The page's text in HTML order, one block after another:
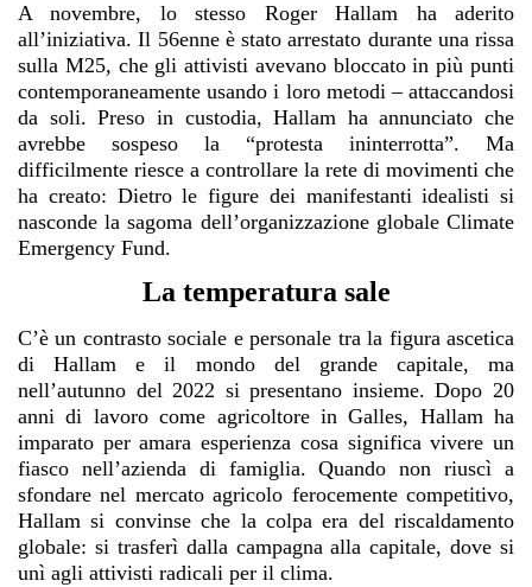
A novembre, lo stesso Roger Hallam ha aderito
all’iniziativa. Il 56enne è stato arrestato durante una rissa
sulla M25, che gli attivisti avevano bloccato in più punti
contemporaneamente usando i loro metodi – attaccandosi
da soli. Preso in custodia, Hallam ha annunciato che
avrebbe sospeso la “protesta ininterrotta”. Ma
difficilmente riesce a controllare la rete di movimenti che
ha creato: Dietro le figure dei manifestanti idealisti si
nasconde la sagoma dell’organizzazione globale Climate
Emergency Fund.
La temperatura sale
C’è un contrasto sociale e personale tra la figura ascetica
di Hallam e il mondo del grande capitale, ma
nell’autunno del 2022 si presentano insieme. Dopo 20
anni di lavoro come agricoltore in Galles, Hallam ha
imparato per amara esperienza cosa significa vivere un
fiasco nell’azienda di famiglia. Quando non riuscì a
sfondare nel mercato agricolo ferocemente competitivo,
Hallam si convinse che la colpa era del riscaldamento
globale: si trasferì dalla campagna alla capitale, dove si
unì agli attivisti radicali per il clima.